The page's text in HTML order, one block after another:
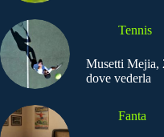
Tennis
Musetti Mejia,
dove vederla
Fanta